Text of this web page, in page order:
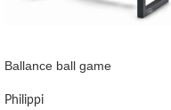
Ballance ball game
Philippi